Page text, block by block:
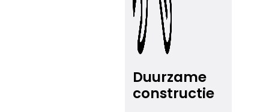
Duurzame
constructie